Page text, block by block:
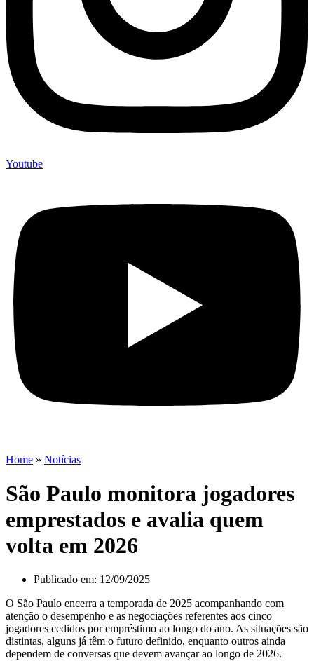
Youtube
Home » Notícias
São Paulo monitora jogadores
emprestados e avalia quem
volta em 2026
Publicado em: 12/09/2025
O São Paulo encerra a temporada de 2025 acompanhando com
atenção o desempenho e as negociações referentes aos cinco
jogadores cedidos por empréstimo ao longo do ano. As situações são
distintas, alguns já têm o futuro definido, enquanto outros ainda
dependem de conversas que devem avançar ao longo de 2026.